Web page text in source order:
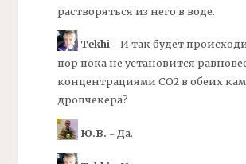
растворяться из него в воде.
Tekhi- И так будет
пор пока не установится
концентрациями СО2 в обеих
дропчекера?
Ю.В. - Да.